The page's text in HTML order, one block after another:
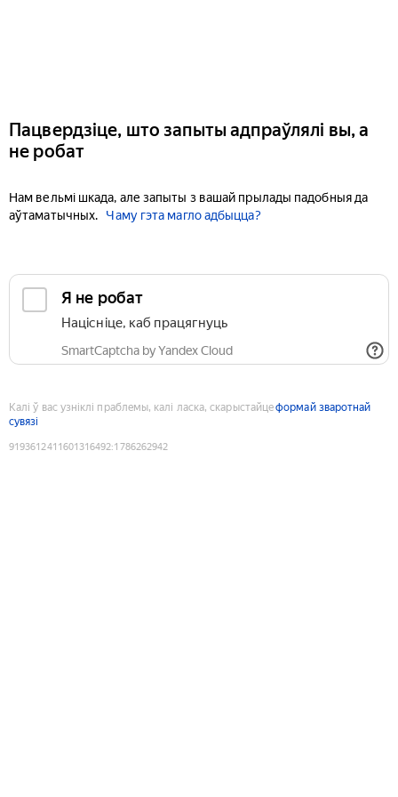
Пацвердзіце, што запыты адпраўлялі вы, а
не робат
Нам вельмі шкада, але запыты з вашай прылады падобныя да
аўтаматычных.
Чаму гэта магло адбыцца?
Я не робат
Націсніце, каб працягнуць
SmartCaptcha by Yandex Cloud
Калі ў вас узніклі праблемы, калі ласка, скарыстайцеформай зваротнай
сувязі
9193612411601316492:1786262942